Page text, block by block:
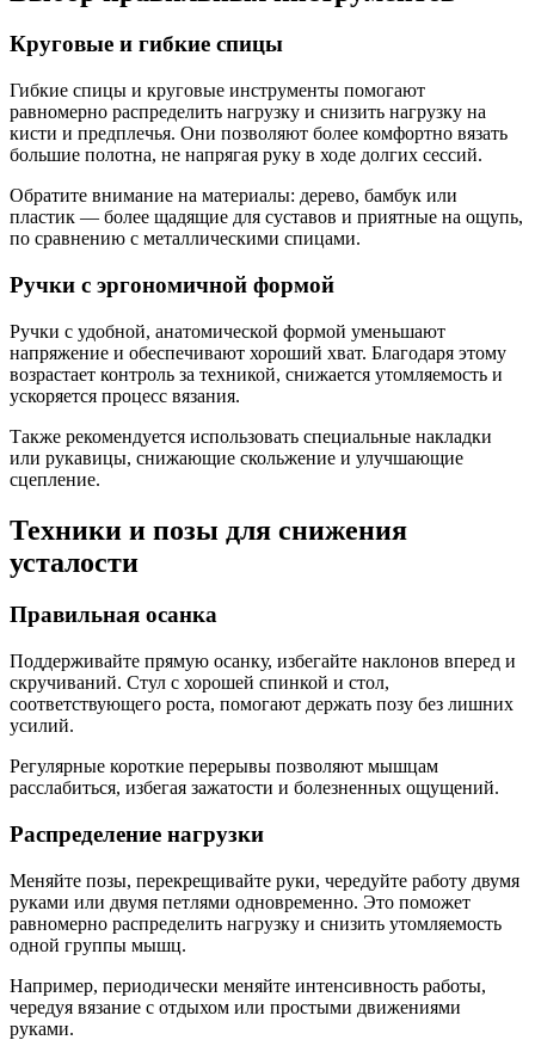
Круговые и гибкие спицы
Гибкие спицы и круговые инструменты помогают
равномерно распределить нагрузку и снизить нагрузку на
кисти и предплечья. Они позволяют более комфортно вязать
большие полотна, не напрягая руку в ходе долгих сессий.
Обратите внимание на материалы: дерево, бамбук или
пластик — более щадящие для суставов и приятные на ощупь,
по сравнению с металлическими спицами.
Ручки с эргономичной формой
Ручки с удобной, анатомической формой уменьшают
напряжение и обеспечивают хороший хват. Благодаря этому
возрастает контроль за техникой, снижается утомляемость и
ускоряется процесс вязания.
Также рекомендуется использовать специальные накладки
или рукавицы, снижающие скольжение и улучшающие
сцепление.
Техники и позы для снижения
усталости
Правильная осанка
Поддерживайте прямую осанку, избегайте наклонов вперед и
скручиваний. Стул с хорошей спинкой и стол,
соответствующего роста, помогают держать позу без лишних
усилий.
Регулярные короткие перерывы позволяют мышцам
расслабиться, избегая зажатости и болезненных ощущений.
Распределение нагрузки
Меняйте позы, перекрещивайте руки, чередуйте работу двумя
руками или двумя петлями одновременно. Это поможет
равномерно распределить нагрузку и снизить утомляемость
одной группы мышц.
Например, периодически меняйте интенсивность работы,
чередуя вязание с отдыхом или простыми движениями
руками.